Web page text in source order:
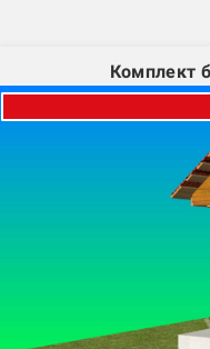
Комплект